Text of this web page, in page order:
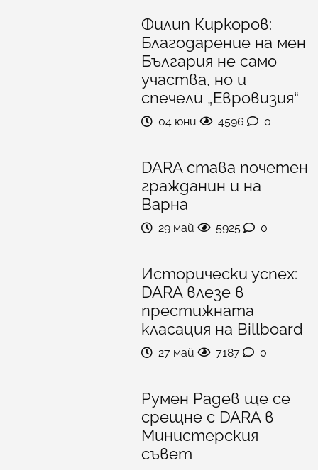
Филип Киркоров:
Благодарение на мен
България не само
участва, но и
спечели „Евровизия“
04 юни 4596 0
DARA става почетен
гражданин и на
Варна
29 май 5925 0
Исторически успех:
DARA влезе в
престижната
класация на Billboard
27 май 7187 0
Румен Радев ще се
срещне с DARA в
Министерския
съвет